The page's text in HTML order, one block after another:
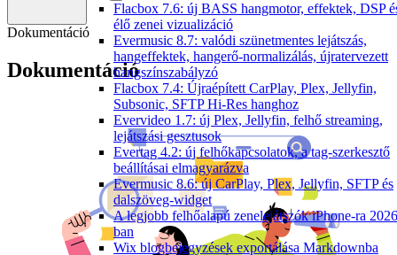
Flacbox 7.6: új BASS hangmotor, effektek, DSP
élő zenei vizualizáció
Evermusic 8.7: valódi szünetmentes lejátszás,
hangeffektek, hangerő-normalizálás, újratervezett
hangszínszabályzó
Flacbox 7.4: Újraépített CarPlay, Plex, Jellyfin,
Subsonic, SFTP Hi-Res hanghoz
Evervideo 1.7: új Plex, Jellyfin, felhő streaming,
lejátszási gesztusok
Evertag 4.2: új felhőkapcsolatok, a tag-szerkesztő
beállításai elmagyarázva
Evermusic 8.6: új CarPlay, Plex, Jellyfin, SFTP és
dalszöveg-widget
A legjobb felhőalapú zenelejátszók iPhone-ra
ban
Wix blogbejegyzések exportálása Markdownba
Dokumentáció
Dokumentáció